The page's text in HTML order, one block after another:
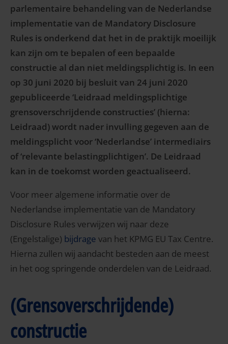
parlementaire behandeling van de Nederlandse
implementatie van de Mandatory Disclosure
Rules is onderkend dat het in de praktijk moeilijk
kan zijn om te bepalen of een bepaalde
constructie al dan niet meldingsplichtig is. In een
op 30 juni 2020 bij besluit van 24 juni 2020
gepubliceerde ‘Leidraad meldingsplichtige
grensoverschrijdende constructies’ (hierna:
Leidraad) wordt nader invulling gegeven aan de
meldingsplicht voor ‘Nederlandse’ intermediairs
of ‘relevante belastingplichtigen’. De Leidraad
kan in de toekomst worden geactualiseerd.
Voor meer algemene informatie over de
Nederlandse implementatie van de Mandatory
Disclosure Rules verwijzen wij naar deze
(Engelstalige) bijdrage van het KPMG EU Tax Centre.
Hierna zullen wij aandacht besteden aan de meest
in het oog springende onderdelen van de Leidraad.
(Grensoverschrijdende)
constructie